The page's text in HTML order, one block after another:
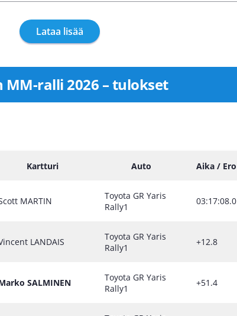
Lataa lisää
MM-ralli 2026 – tulokset
Kartturi Auto Aika / Ero
MARTIN
Toyota GR Yaris
Rally1
03:17:08.0
LANDAIS
Toyota GR Yaris
Rally1
+12.8
SALMINEN
Toyota GR Yaris
Rally1
+51.4